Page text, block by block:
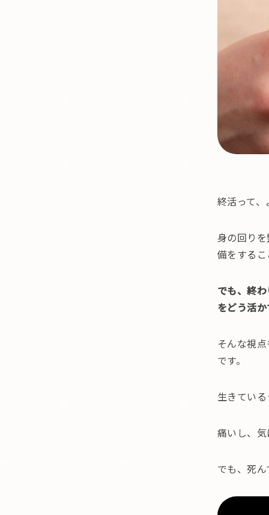
終活って
身の回り
備をする
でも、終
をどう活
そんな視
です。
生きてい
痛いし、
でも、死